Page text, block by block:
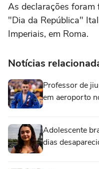
As declarações
"Dia da República"
Imperiais, em Roma.
Notícias
Professor de
em aeroporto
Adolescente
dias